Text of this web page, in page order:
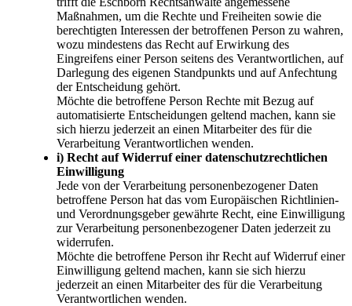
Maßnahmen, um die Rechte und Freiheiten sowie die
berechtigten Interessen der betroffenen Person zu wahren,
wozu mindestens das Recht auf Erwirkung des
Eingreifens einer Person seitens des Verantwortlichen, auf
Darlegung des eigenen Standpunkts und auf Anfechtung
der Entscheidung gehört.
Möchte die betroffene Person Rechte mit Bezug auf
automatisierte Entscheidungen geltend machen, kann sie
sich hierzu jederzeit an einen Mitarbeiter des für die
Verarbeitung Verantwortlichen wenden.
i) Recht auf Widerruf einer datenschutzrechtlichen
Einwilligung
Jede von der Verarbeitung personenbezogener Daten
betroffene Person hat das vom Europäischen Richtlinien-
und Verordnungsgeber gewährte Recht, eine Einwilligung
zur Verarbeitung personenbezogener Daten jederzeit zu
widerrufen.
Möchte die betroffene Person ihr Recht auf Widerruf einer
Einwilligung geltend machen, kann sie sich hierzu
jederzeit an einen Mitarbeiter des für die Verarbeitung
Verantwortlichen wenden.